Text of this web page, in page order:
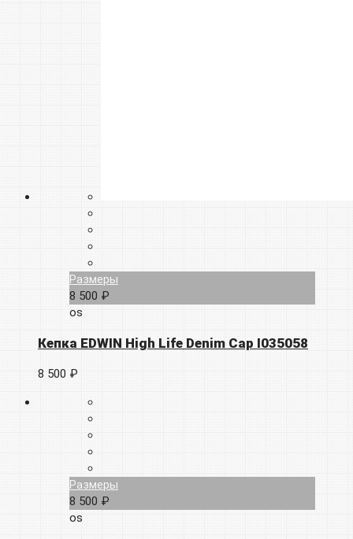
Размеры
8 500 ₽
os
Кепка EDWIN High Life Denim Cap I035058
8 500 ₽
Размеры
8 500 ₽
os